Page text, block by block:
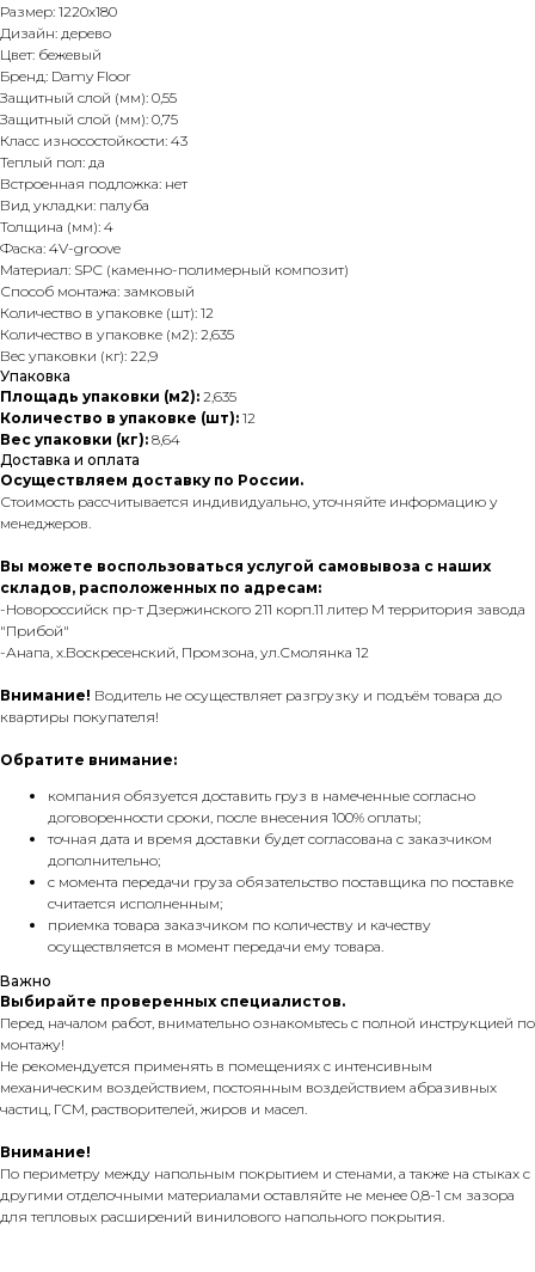
Размер: 1220х180
Дизайн: дерево
Цвет: бежевый
Бренд: Damy Floor
Защитный слой (мм): 0,55
Защитный слой (мм): 0,75
Класс износостойкости: 43
Теплый пол: да
Встроенная подложка: нет
Вид укладки: палуба
Толщина (мм): 4
Фаска: 4V-groove
Материал: SPC (каменно-полимерный композит)
Способ монтажа: замковый
Количество в упаковке (шт): 12
Количество в упаковке (м2): 2,635
Вес упаковки (кг): 22,9
Упаковка
Площадь упаковки (м2): 2,635
Количество в упаковке (шт): 12
Вес упаковки (кг): 8,64
Доставка и оплата
Осуществляем доставку по России.
Стоимость рассчитывается индивидуально, уточняйте информацию у
менеджеров.
Вы можете воспользоваться услугой самовывоза с наших
складов, расположенных по адресам:
-Новороссийск пр-т Дзержинского 211 корп.11 литер М территория завода
"Прибой"
-Анапа, х.Воскресенский, Промзона, ул.Смолянка 12
Внимание! Водитель не осуществляет разгрузку и подъём товара до
квартиры покупателя!
Обратите внимание:
компания обязуется доставить груз в намеченные согласно
договоренности сроки, после внесения 100% оплаты;
точная дата и время доставки будет согласована с заказчиком
дополнительно;
с момента передачи груза обязательство поставщика по поставке
считается исполненным;
приемка товара заказчиком по количеству и качеству
осуществляется в момент передачи ему товара.
Важно
Выбирайте проверенных специалистов.
Перед началом работ, внимательно ознакомьтесь с полной инструкцией по
монтажу!
Не рекомендуется применять в помещениях с интенсивным
механическим воздействием, постоянным воздействием абразивных
частиц, ГСМ, растворителей, жиров и масел.
Внимание!
По периметру между напольным покрытием и стенами, а также на стыках с
другими отделочными материалами оставляйте не менее 0,8-1 см зазора
для тепловых расширений винилового напольного покрытия.